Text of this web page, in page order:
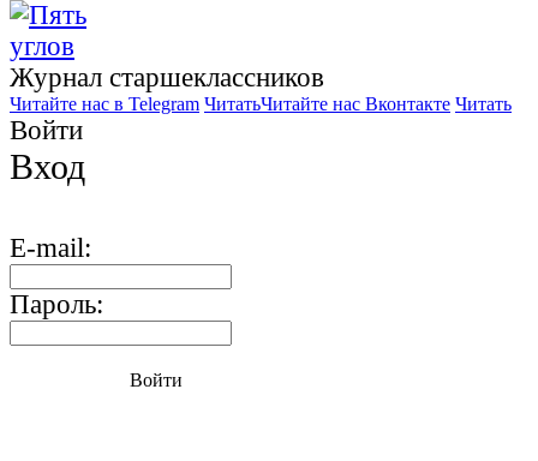
Журнал старшекласcников
Читайте нас в Telegram ЧитатьЧитайте нас Вконтакте Читать
Войти
Вход
E-mail:
Пароль:
Войти